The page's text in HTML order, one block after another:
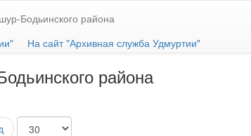
Бодьинского района
На сайт "Архивная служба Удмуртии"
района